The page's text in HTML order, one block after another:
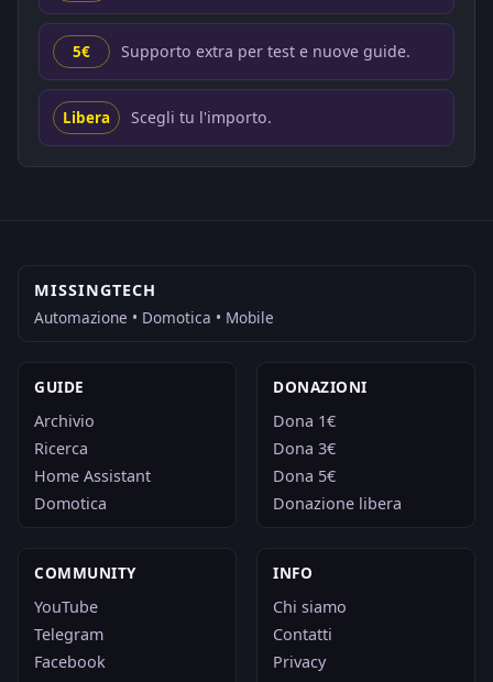
5€ Supporto extra per test e nuove guide.
Libera Scegli tu l'importo.
MISSINGTECH
Automazione • Domotica • Mobile
GUIDE
Archivio
Ricerca
Home Assistant
Domotica
DONAZIONI
Dona 1€
Dona 3€
Dona 5€
Donazione libera
COMMUNITY
YouTube
Telegram
Facebook
INFO
Chi siamo
Contatti
Privacy